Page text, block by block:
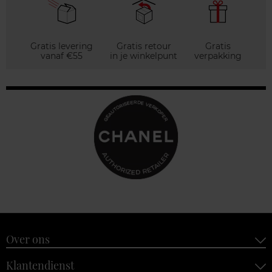
Gratis levering
vanaf €55
Gratis retour
in je winkelpunt
Gratis
verpakking
Over ons
Klantendienst